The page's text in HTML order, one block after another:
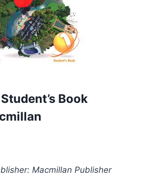
Book
Macmillan Publisher